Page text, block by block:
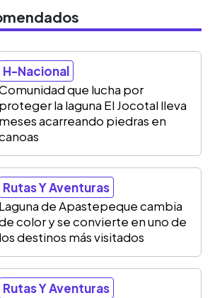
H-Nacional
que lucha por
proteger la laguna El Jocotal lleva
meses acarreando piedras en
Rutas Y Aventuras
Laguna de Apastepeque cambia
color y se convierte en uno de
los destinos más visitados
Rutas Y Aventuras